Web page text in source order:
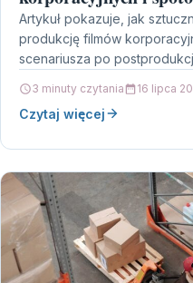
Artykuł pokazuje, jak
produkcję filmów
scenariusza po
3 minuty czytania 16 lipca
Czytaj więcej